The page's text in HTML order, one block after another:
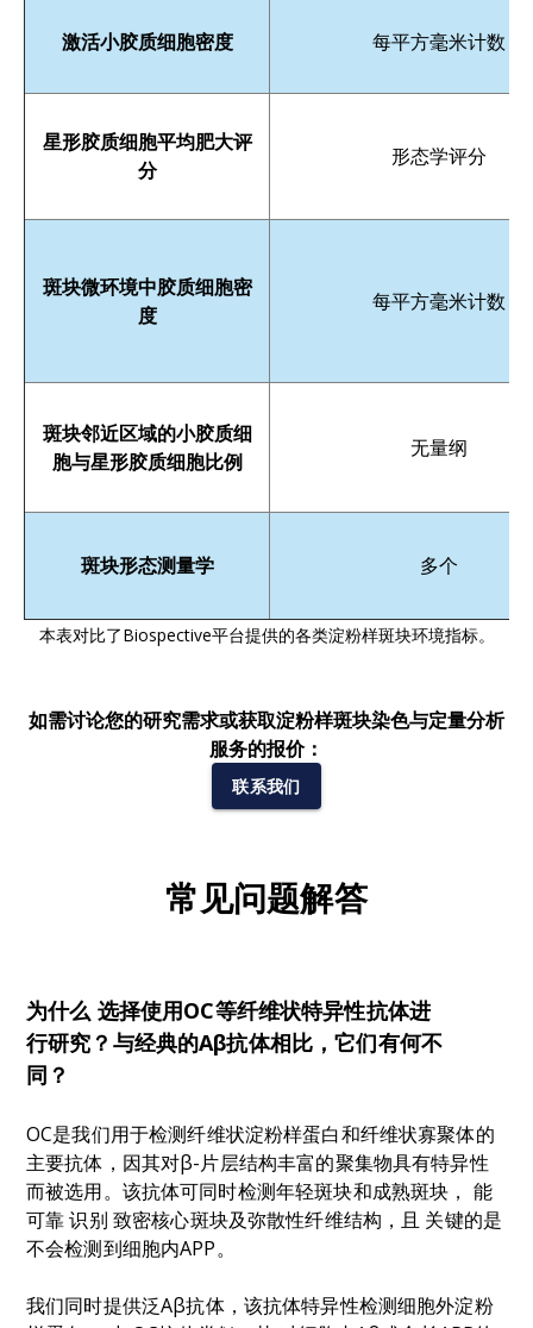
激活小胶质细胞密度 每平方毫米计数
星形胶质细胞平均肥大评
分
形态学评分
斑块微环境中胶质细胞密
度
每平方毫米计数
斑块邻近区域的小胶质细
胞与星形胶质细胞比例
无量纲
斑块形态测量学 多个
本表对比了Biospective平台提供的各类淀粉样斑块环境指标。
如需讨论您的研究需求或获取淀粉样斑块染色与定量分析
服务的报价：
联系我们
常见问题解答
为什么 选择使用OC等纤维状特异性抗体进
行研究？与经典的Aβ抗体相比，它们有何不
同？
OC是我们用于检测纤维状淀粉样蛋白和纤维状寡聚体的
主要抗体，因其对β-片层结构丰富的聚集物具有特异性
而被选用。该抗体可同时检测年轻斑块和成熟斑块， 能
可靠识别 致密核心斑块及弥散性纤维结构，且 关键的是
不会检测到细胞内APP。
我们同时提供泛Aβ抗体，该抗体特异性检测细胞外淀粉